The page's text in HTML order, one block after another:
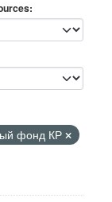
фонд КР